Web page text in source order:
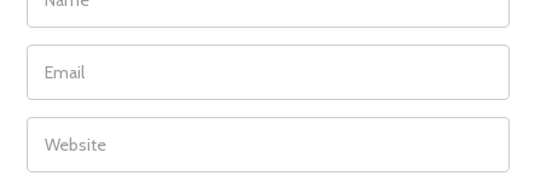
EMAIL
WEBSITE